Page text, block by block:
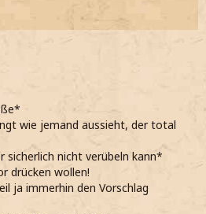
wie jemand aussieht, der total
sicherlich nicht verübeln kann*
drücken wollen!
ja immerhin den Vorschlag